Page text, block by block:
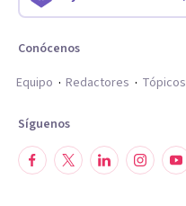
Conócenos
Equipo
Redactores Tópicos
Síguenos